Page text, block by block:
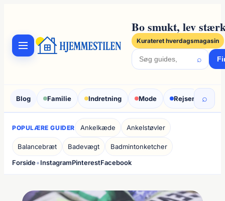
indhold
Bo smukt, lev
Kurateret hverdagsmagasin
⌕
Blog Familie Indretning Mode Rejser ⌕
POPULÆRE GUIDER Ankelkæde Ankelstøvler
Balancebræt Badevægt
Badmintonketcher
Forside•InstagramPinterestFacebook